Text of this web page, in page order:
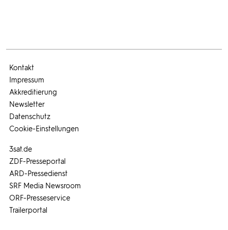
3sat.de
ZDF-Presseportal
ARD-Pressedienst
SRF Media Newsroom
ORF-Presseservice
Trailerportal
Kontakt
Impressum
Akkreditierung
Newsletter
Datenschutz
Cookie-Einstellungen